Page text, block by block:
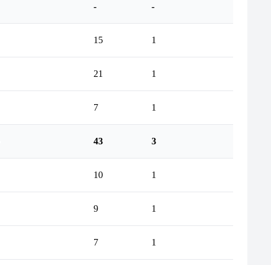
- -
15 1
21 1
7 1
43 3
10 1
9 1
7 1